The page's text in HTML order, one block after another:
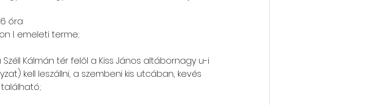
portré Várjuk történeteiket!
óra
I. emeleti terme;
Kálmán tér felől a Kiss János altábornagy u-i
kell leszállni, a szembeni kis utcában, kevés